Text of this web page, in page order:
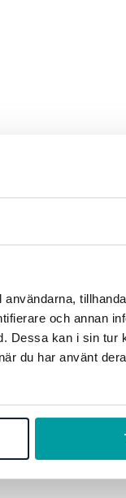
och annan
Dessa kan i sin tur
du har använt